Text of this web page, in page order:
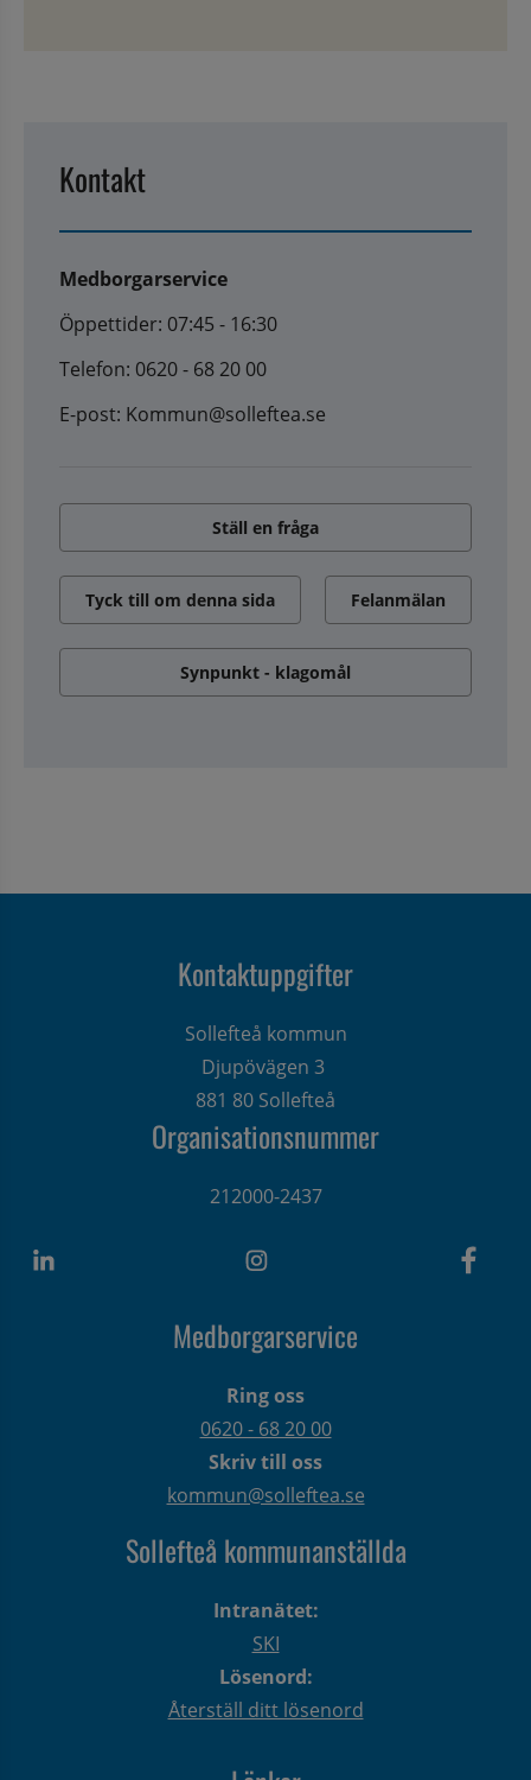
Kontakt
Medborgarservice
Öppettider: 07:45 - 16:30
Telefon: 0620 - 68 20 00
E-post: Kommun@solleftea.se
Ställ en fråga
Tyck till om denna sida Felanmälan
Synpunkt - klagomål
Kontaktuppgifter
Sollefteå kommun
Djupövägen 3
881 80 Sollefteå
Organisationsnummer
212000-2437
Medborgarservice
Ring oss
0620 - 68 20 00
Skriv till oss
kommun@solleftea.se
Sollefteå kommunanställda
Intranätet:
SKI
Lösenord:
Återställ ditt lösenord